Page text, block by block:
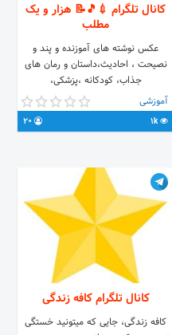
کانال تلگرام 💉🎵📝 هزار و یک
مطلب
عکس نوشته های آموزنده و پند و
نصیحت ، احادیث،داستان و رمان های
جذاب، کودکانه ،پزشکی،
خلاقیت،مذهبی،هوش سنجی،موسیقی،
فیلم ارتباط با مدیریت کانال:
@thinker_brain
آموزشی
1k
کانال تلگرام کافه زندگی
کافه زندگی، جایی که میتونید خستگی